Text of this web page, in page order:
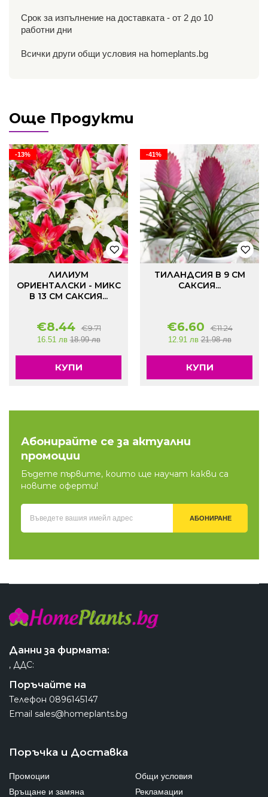
Срок за изпълнение на доставката - от 2 до 10
работни дни
Всички други общи условия на homeplants.bg
Още Продукти
-13%
ЛИЛИУМ
ОРИЕНТАЛСКИ - МИКС
В 13 СМ САКСИЯ...
€8.44 €9.71
16.51 лв 18.99 лв
КУПИ
-41%
ТИЛАНДСИЯ В 9 СМ
САКСИЯ...
€6.60 €11.24
12.91 лв 21.98 лв
КУПИ
Абонирайте се за актуални
промоции
Бъдете първите, които ще научат какви са
новите оферти!
АБОНИРАНЕ
Данни за фирмата:
, ДДС:
Поръчайте на
Телефон 0896145147
Email sales@homeplants.bg
Поръчка и Доставка
Промоции
Общи условия
Връщане и замяна
Рекламации